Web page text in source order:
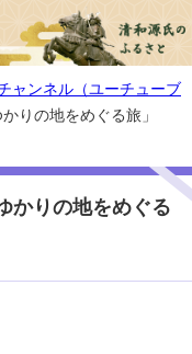
ャンネル（ユーチューブ
りの地をめぐる旅」
かりの地をめぐる